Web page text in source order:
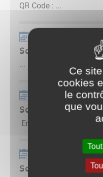
QR Code : ...
Soirée costumes
...
Événements
Soirée déguisée
En savoir plus ...
Événements
Soirée Tartiflette
Ce
cookies
le
que